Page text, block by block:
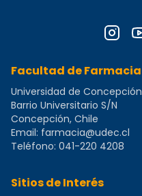
Facultad de Farmacia
Universidad de Concepción
Barrio Universitario S/N
Concepción, Chile
Email: farmacia@udec.cl
Teléfono: 041-220 4208
Sitios de Interés